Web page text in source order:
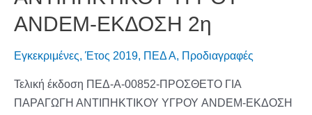
ANDEM-ΕΚΔΟΣΗ 2η
Εγκεκριμένες, Έτος 2019, ΠΕΔ Α, Προδιαγραφές
Τελική έκδοση ΠΕΔ-Α-00852-ΠΡΟΣΘΕΤΟ ΓΙΑ
ΠΑΡΑΓΩΓΗ ΑΝΤΙΠΗΚΤΙΚΟΥ ΥΓΡΟΥ ANDEM-ΕΚΔΟΣΗ